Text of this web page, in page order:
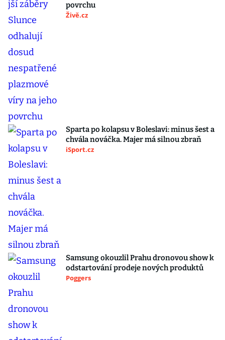
povrchu
Živě.cz
Sparta po kolapsu v Boleslavi: minus šest a
chvála nováčka. Majer má silnou zbraň
iSport.cz
Samsung okouzlil Prahu dronovou show k
odstartování prodeje nových produktů
Poggers